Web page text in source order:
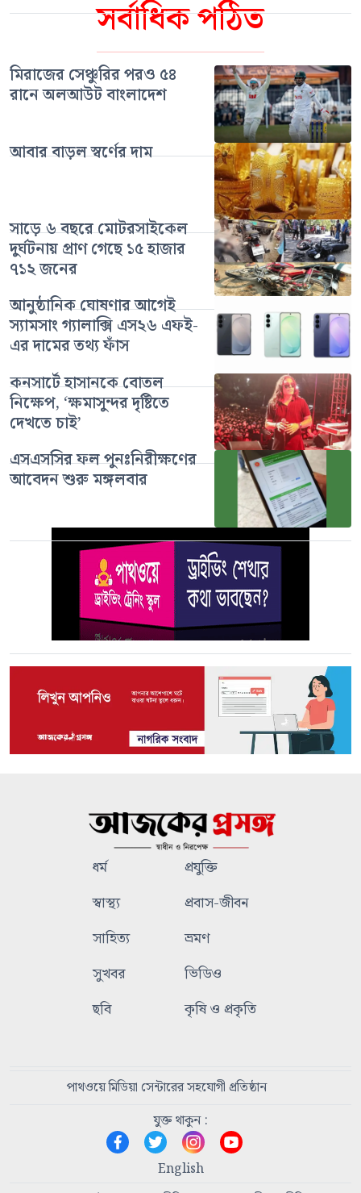
সর্বাধিক পঠিত
মিরাজের সেঞ্চুরির পরও ৫৪
রানে অলআউট বাংলাদেশ
আবার বাড়ল স্বর্ণের দাম
সাড়ে ৬ বছরে মোটরসাইকেল
দুর্ঘটনায় প্রাণ গেছে ১৫ হাজার
৭১২ জনের
আনুষ্ঠানিক ঘোষণার আগেই
স্যামসাং গ্যালাক্সি এস২৬ এফই-
এর দামের তথ্য ফাঁস
কনসার্টে হাসানকে বোতল
নিক্ষেপ, ‘ক্ষমাসুন্দর দৃষ্টিতে
দেখতে চাই’
এসএসসির ফল পুনঃনিরীক্ষণের
আবেদন শুরু মঙ্গলবার
ধর্ম
প্রযুক্তি
স্বাস্থ্য
প্রবাস-জীবন
সাহিত্য
ভ্রমণ
সুখবর
ভিডিও
ছবি
কৃষি ও প্রকৃতি
পাথওয়ে মিডিয়া সেন্টারের সহযোগী প্রতিষ্ঠান
যুক্ত থাকুন :
English